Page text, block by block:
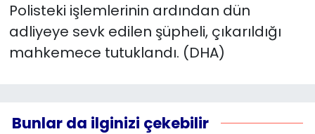
Polisteki işlemlerinin ardından dün
adliyeye sevk edilen şüpheli, çıkarıldığı
mahkemece tutuklandı. (DHA)
Bunlar da ilginizi çekebilir